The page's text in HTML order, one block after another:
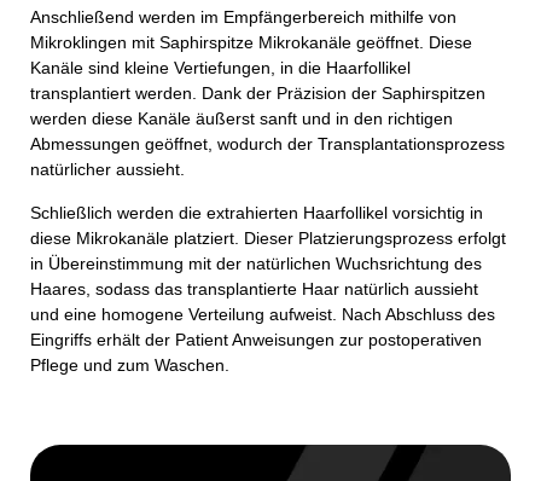
Anschließend werden im Empfängerbereich mithilfe von
Mikroklingen mit Saphirspitze Mikrokanäle geöffnet. Diese
Kanäle sind kleine Vertiefungen, in die Haarfollikel
transplantiert werden. Dank der Präzision der Saphirspitzen
werden diese Kanäle äußerst sanft und in den richtigen
Abmessungen geöffnet, wodurch der Transplantationsprozess
natürlicher aussieht.
Schließlich werden die extrahierten Haarfollikel vorsichtig in
diese Mikrokanäle platziert. Dieser Platzierungsprozess erfolgt
in Übereinstimmung mit der natürlichen Wuchsrichtung des
Haares, sodass das transplantierte Haar natürlich aussieht
und eine homogene Verteilung aufweist. Nach Abschluss des
Eingriffs erhält der Patient Anweisungen zur postoperativen
Pflege und zum Waschen.